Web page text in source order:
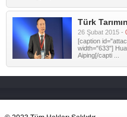
Türk
26 Şubat 2015 -
[caption
width="633"]
Aiping[/capti ...